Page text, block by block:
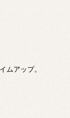
ムアップ。